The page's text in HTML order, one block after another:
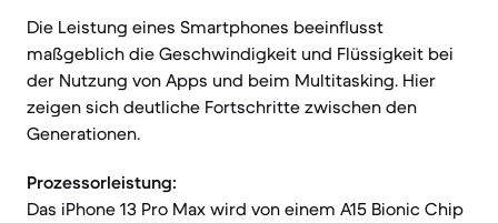
Die Leistung eines Smartphones beeinflusst
maßgeblich die Geschwindigkeit und Flüssigkeit bei
der Nutzung von Apps und beim Multitasking. Hier
zeigen sich deutliche Fortschritte zwischen den
Generationen.
Prozessorleistung:
Das iPhone 13 Pro Max wird von einem A15 Bionic Chip